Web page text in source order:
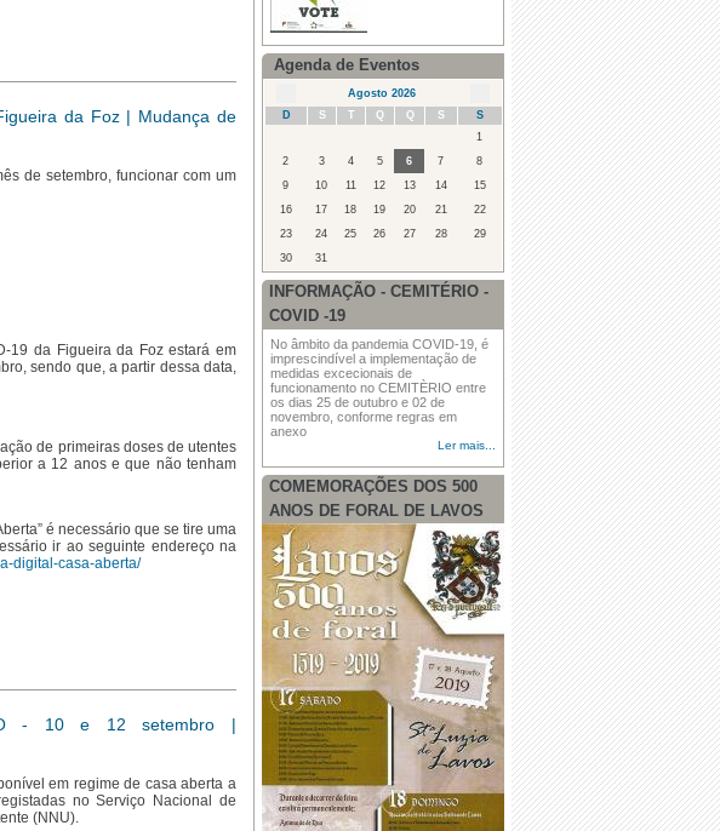
da Foz | Mudança de
de setembro, funcionar com um
19 da Figueira da Foz estará em
sendo que, a partir dessa data,
de primeiras doses de utentes
a 12 anos e que não tenham
é necessário que se tire uma
ir ao seguinte endereço na
digital-casa-aberta/
- 10 e 12 setembro |
em regime de casa aberta a
no Serviço Nacional de
(NNU).
CASA ABERTA - VACINAÇÃO
Feira na Freguesia
Agenda de Eventos
Agosto 2026
D
S T Q Q S
S
1
2
3 4 5 6 7
8
9
10 11 12 13 14
15
16
17 18 19 20 21
22
23
24 25 26 27 28
29
30
31
INFORMAÇÃO - CEMITÉRIO -
COVID -19
No âmbito da pandemia COVID-19, é
imprescindível a implementação de
medidas excecionais de
funcionamento no CEMITÈRIO entre
os dias 25 de outubro e 02 de
novembro, conforme regras em
anexo
Ler mais...
COMEMORAÇÕES DOS 500
ANOS DE FORAL DE LAVOS